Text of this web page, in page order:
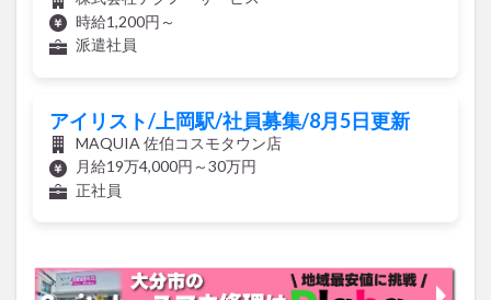
時給1,200円～
派遣社員
アイリスト/上岡駅/社員募集/8月5日更新
MAQUIA 佐伯コスモタウン店
月給19万4,000円～30万円
正社員